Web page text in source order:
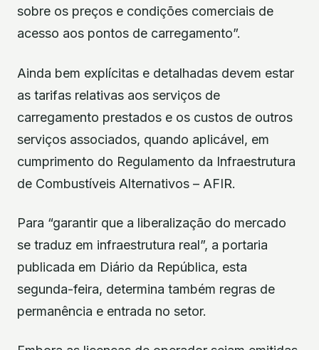
sobre os preços e condições comerciais de
acesso aos pontos de carregamento”.
Ainda bem explícitas e detalhadas devem estar
as tarifas relativas aos serviços de
carregamento prestados e os custos de outros
serviços associados, quando aplicável, em
cumprimento do Regulamento da Infraestrutura
de Combustíveis Alternativos – AFIR.
Para “garantir que a liberalização do mercado
se traduz em infraestrutura real”, a portaria
publicada em Diário da República, esta
segunda-feira, determina também regras de
permanência e entrada no setor.